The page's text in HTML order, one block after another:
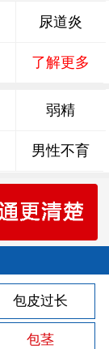
尿道炎
了解更多
弱精
男性不育
包皮过长
包茎